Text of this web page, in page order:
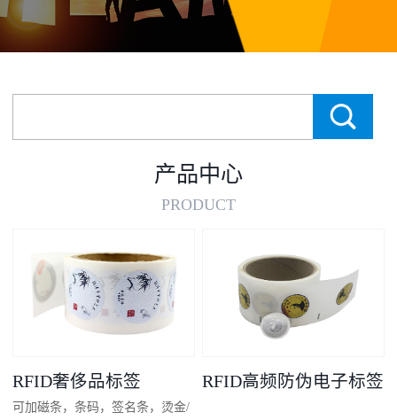
产品中心
PRODUCT
RFID奢侈品标签
可加磁条，条码，签名条，烫金/
RFID高频防伪电子标签